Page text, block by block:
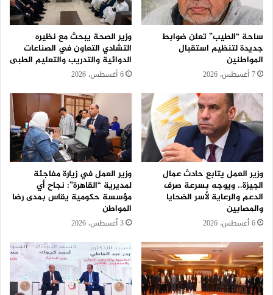
ساحة “الطيب” تعلن ضوابط
جديدة لتنظيم استقبال
المواطنين
7 أغسطس، 2026
وزير الصحة يبحث مع نظيره
التشادي التعاون في الصناعات
الدوائية والتدريب والتعليم الطبى
6 أغسطس، 2026
وزير العمل يتابع حادث عمال
الجيزة.. ويوجه بسرعة صرف
الدعم والرعاية لأسر الضحايا
والمصابين
6 أغسطس، 2026
وزير العمل في زيارة مفاجئة
لمديرية “القاهرة”: نجاح أي
مؤسسة حكومية يقاس بمدى رضا
المواطن
3 أغسطس، 2026